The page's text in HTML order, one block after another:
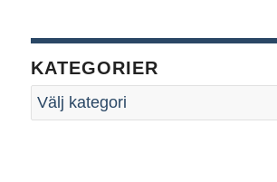
KATEGORIER